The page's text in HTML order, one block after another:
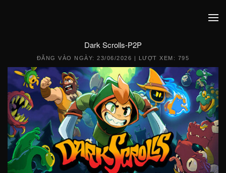
Dark Scrolls-P2P
ĐĂNG VÀO NGÀY:23/06/2026 | LƯỢT XEM: 795